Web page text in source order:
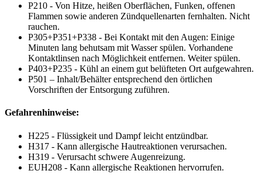
P210 - Von Hitze, heißen Oberflächen, Funken, offenen
Flammen sowie anderen Zündquellenarten fernhalten. Nicht
rauchen.
P305+P351+P338 - Bei Kontakt mit den Augen: Einige
Minuten lang behutsam mit Wasser spülen. Vorhandene
Kontaktlinsen nach Möglichkeit entfernen. Weiter spülen.
P403+P235 - Kühl an einem gut belüfteten Ort aufgewahren.
P501 – Inhalt/Behälter entsprechend den örtlichen
Vorschriften der Entsorgung zuführen.
Gefahrenhinweise:
H225 - Flüssigkeit und Dampf leicht entzündbar.
H317 - Kann allergische Hautreaktionen verursachen.
H319 - Verursacht schwere Augenreizung.
EUH208 - Kann allergische Reaktionen hervorrufen.